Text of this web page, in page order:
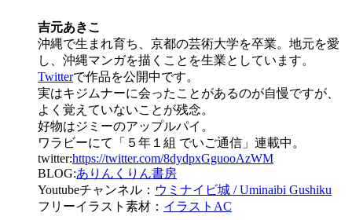
吉元あきこ
沖縄で生まれ育ち、京都の芸術大学を卒業。地元を愛
し、沖縄マンガを描くことを生業としています。
Twitterで作品を公開中です。
実はキジムナーに会ったことがあるのが自慢ですが、
よく覚えていないことが残念。
好物はジミーのアップルパイ。
ワラビーにて「５年１組 でいご通信」連載中。
twitter:https://twitter.com/8dydpxGguooAzWM
BLOG:ありんくりん書房
Youtubeチャンネル： ウミナイビ城 / Uminaibi Gushiku
フリーイラスト素材： イラストAC